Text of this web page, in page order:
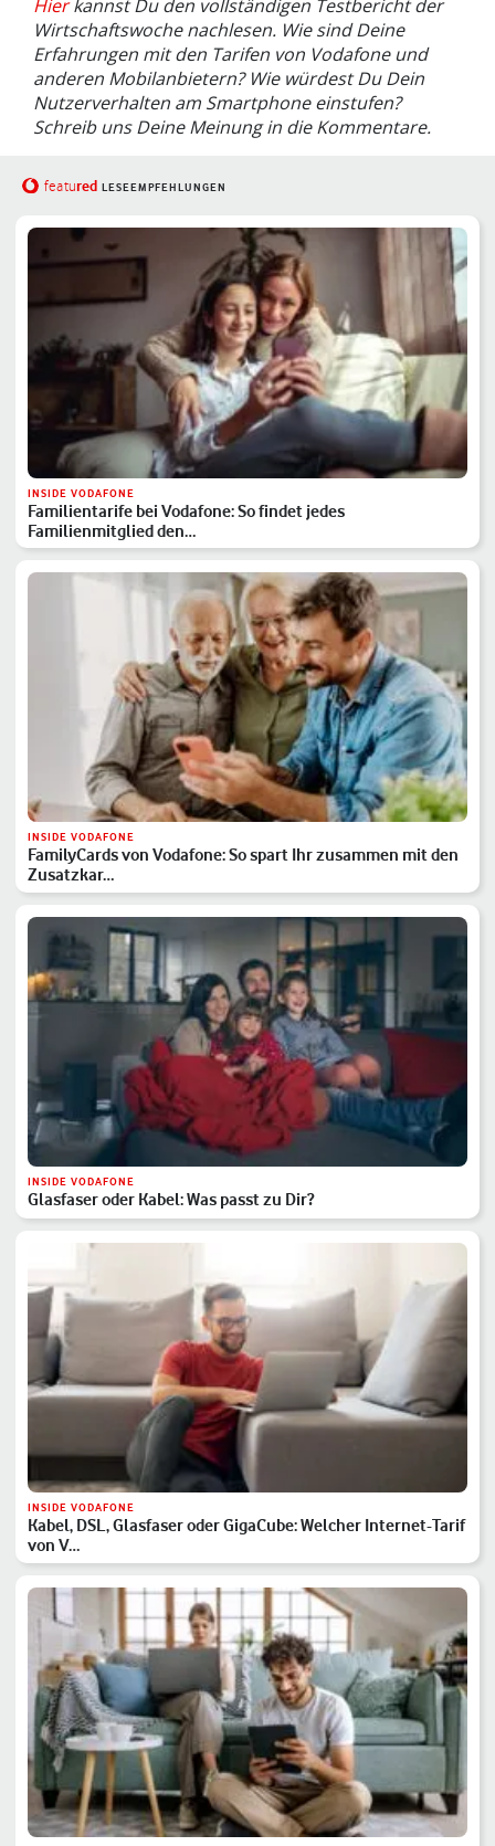
Hierkannst Du den vollständigen Testbericht der
Wirtschaftswoche nachlesen. Wie sind Deine
Erfahrungen mit den Tarifen von Vodafone und
anderen Mobilanbietern? Wie würdest Du Dein
Nutzerverhalten am Smartphone einstufen?
Schreib uns Deine Meinung in die Kommentare.
featured LESEEMPFEHLUNGEN
INSIDE VODAFONE
Familientarife bei Vodafone: So findet jedes
Familienmitglied den…
INSIDE VODAFONE
FamilyCards von Vodafone: So spart Ihr zusammen mit den
Zusatzkar…
INSIDE VODAFONE
Glasfaser oder Kabel: Was passt zu Dir?
INSIDE VODAFONE
Kabel, DSL, Glasfaser oder GigaCube: Welcher Internet-Tarif
von V…